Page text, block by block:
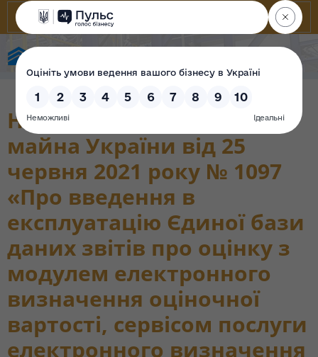
Наказ Фонду державного
майна України від 25
червня 2021 року № 1097
«Про введення в
експлуатацію Єдиної бази
даних звітів про оцінку з
модулем електронного
визначення оціночної
вартості, сервісом послуги
електронного визначення